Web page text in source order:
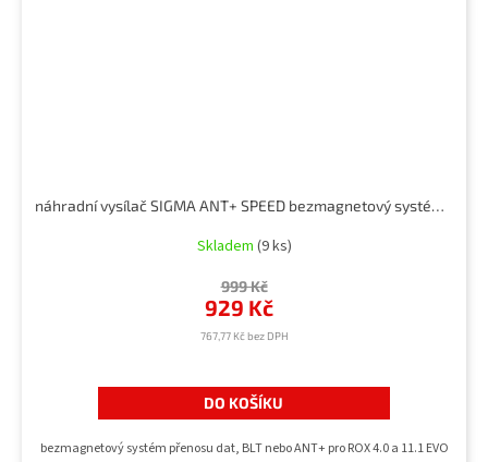
náhradní vysílač SIGMA ANT+ SPEED bezmagnetový systém pro ROX 4.0 a 11.1 EVO
Skladem (9 ks)
767,77 Kč bez DPH
929 Kč
999 Kč
DO KOŠÍKU
bezmagnetový systém přenosu dat, BLT nebo ANT+ pro ROX 4.0 a 11.1 EVO